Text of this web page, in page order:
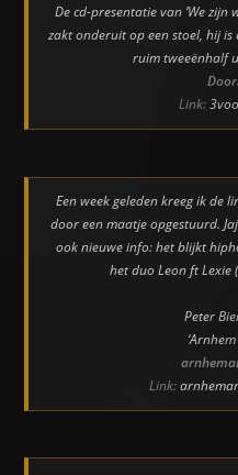
De cd-presentatie van ‘We zijn
zakt onderuit op een stoel, hij
ruim tweeënhalf
Link:
Een week geleden kreeg ik de
door een maatje opgestuurd.
ook nieuwe info: het blijkt
het duo Leon ft Lexie
Peter
Link: